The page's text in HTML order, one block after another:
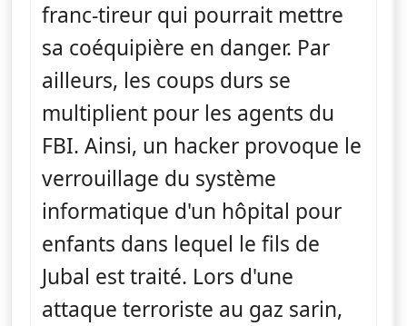
franc-tireur qui pourrait mettre
sa coéquipière en danger. Par
ailleurs, les coups durs se
multiplient pour les agents du
FBI. Ainsi, un hacker provoque le
verrouillage du système
informatique d'un hôpital pour
enfants dans lequel le fils de
Jubal est traité. Lors d'une
attaque terroriste au gaz sarin,